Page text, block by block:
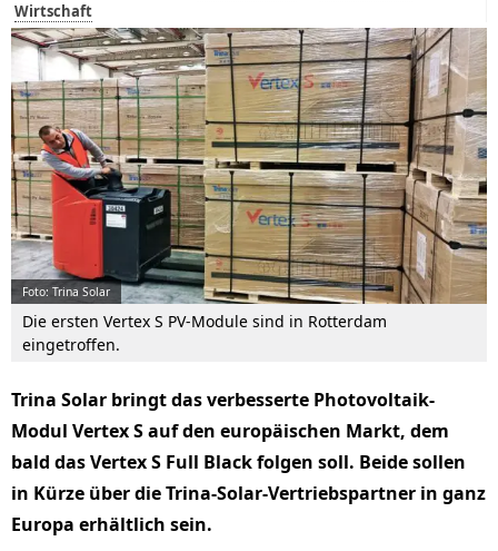
Wirtschaft
Foto: Trina Solar
Die ersten Vertex S PV-Module sind in Rotterdam
eingetroffen.
Trina Solar bringt das verbesserte Photovoltaik-
Modul Vertex S auf den europäischen Markt, dem
bald das Vertex S Full Black folgen soll. Beide sollen
in Kürze über die Trina-Solar-Vertriebspartner in ganz
Europa erhältlich sein.